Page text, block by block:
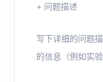
+ 问题描述
写下详细的问题
的信息（例如实